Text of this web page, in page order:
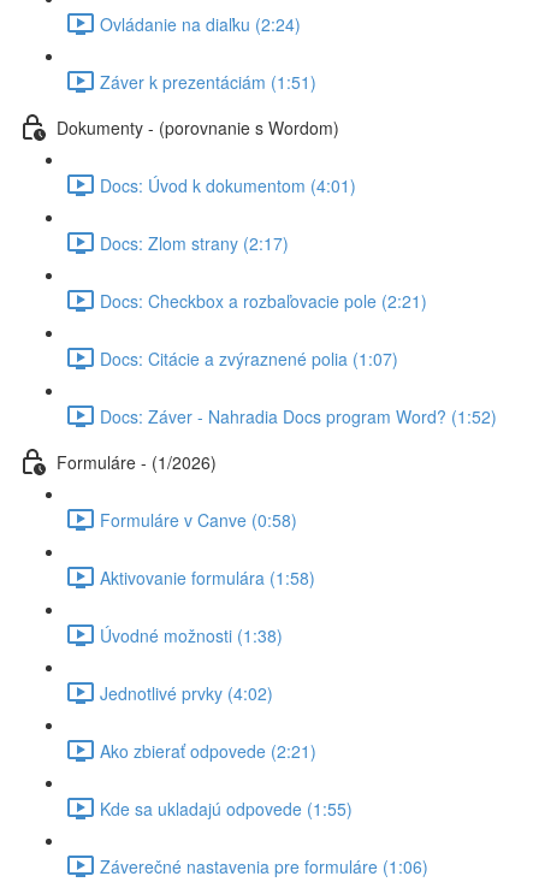
Ovládanie na diaľku (2:24)
Záver k prezentáciám (1:51)
Dokumenty - (porovnanie s Wordom)
Docs: Úvod k dokumentom (4:01)
Docs: Zlom strany (2:17)
Docs: Checkbox a rozbaľovacie pole (2:21)
Docs: Citácie a zvýraznené polia (1:07)
Docs: Záver - Nahradia Docs program Word? (1:52)
Formuláre - (1/2026)
Formuláre v Canve (0:58)
Aktivovanie formulára (1:58)
Úvodné možnosti (1:38)
Jednotlivé prvky (4:02)
Ako zbierať odpovede (2:21)
Kde sa ukladajú odpovede (1:55)
Záverečné nastavenia pre formuláre (1:06)